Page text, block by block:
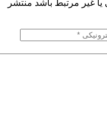
یا غیر مرتبط باشد منتشر